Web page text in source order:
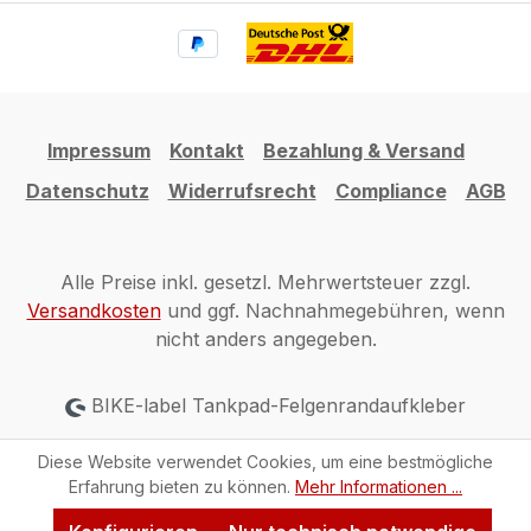
Impressum Kontakt
Bezahlung & Versand
Datenschutz
Widerrufsrecht Compliance AGB
Alle Preise inkl. gesetzl. Mehrwertsteuer zzgl.
Versandkostenund ggf. Nachnahmegebühren, wenn
nicht anders angegeben.
BIKE-label Tankpad-Felgenrandaufkleber
Diese Website verwendet Cookies, um eine bestmögliche
Erfahrung bieten zu können. Mehr Informationen ...